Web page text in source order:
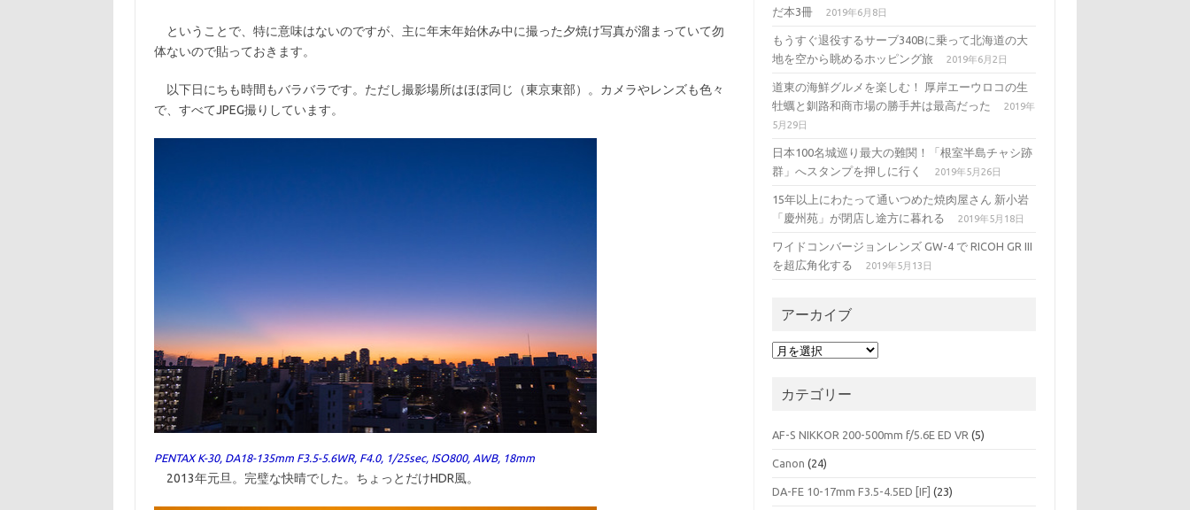
ということで、特に意味はないのですが、主に年末年始休み中に撮った夕焼け写真が溜まっていて勿
体ないので貼っておきます。
以下日にちも時間もバラバラです。ただし撮影場所はほぼ同じ（東京東部）。カメラやレンズも色々
で、すべてJPEG撮りしています。
PENTAX K-30, DA18-135mm F3.5-5.6WR, F4.0, 1/25sec, ISO800, AWB, 18mm
2013年元旦。完璧な快晴でした。ちょっとだけHDR風。
だ本3冊
2019年6月8日
もうすぐ退役するサーブ340Bに乗って北海道の大
地を空から眺めるホッピング旅
2019年6月2日
道東の海鮮グルメを楽しむ！ 厚岸エーウロコの生
牡蠣と釧路和商市場の勝手丼は最高だった
2019年
5月29日
日本100名城巡り最大の難関！「根室半島チャシ跡
群」へスタンプを押しに行く
2019年5月26日
15年以上にわたって通いつめた焼肉屋さん 新小岩
「慶州苑」が閉店し途方に暮れる
2019年5月18日
ワイドコンバージョンレンズ GW-4 で RICOH GR III
を超広角化する
2019年5月13日
アーカイブ
ア
イカテゴリー
AF-S NIKKOR 200-500mm f/5.6E ED VR (5)
Canon (24)
DA-FE 10-17mm F3.5-4.5ED [IF] (23)